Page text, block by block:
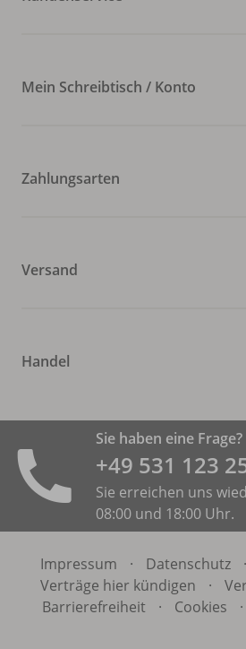
Mein Schreibtisch / Konto
Zahlungsarten
Versand
Handel
Sie haben eine Frage?
+49 531 ­123
Sie erreichen uns
08:00 und 18:00 Uhr.
Impressum · Datenschutz ·
Verträge hier kündigen
·
Barrierefreiheit
· Cookies ·